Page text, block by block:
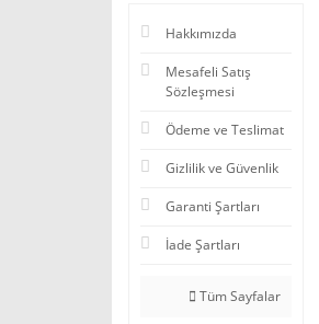
Hakkımızda
Mesafeli Satış
Sözleşmesi
Ödeme ve Teslimat
Gizlilik ve Güvenlik
Garanti Şartları
İade Şartları
Tüm Sayfalar